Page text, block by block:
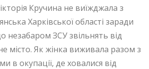
Кручина не виїжджала з
Харківської області заради
незабаром ЗСУ звільнять від
місто. Як жінка виживала разом з
в окупації, де ховалися від